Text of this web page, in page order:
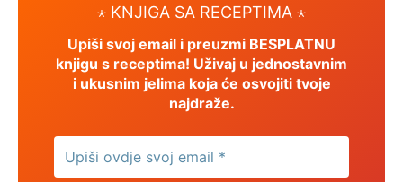
⋆ KNJIGA SA RECEPTIMA ⋆
Upiši svoj email i preuzmi BESPLATNU
knjigu s receptima! Uživaj u jednostavnim
i ukusnim jelima koja će osvojiti tvoje
najdraže.